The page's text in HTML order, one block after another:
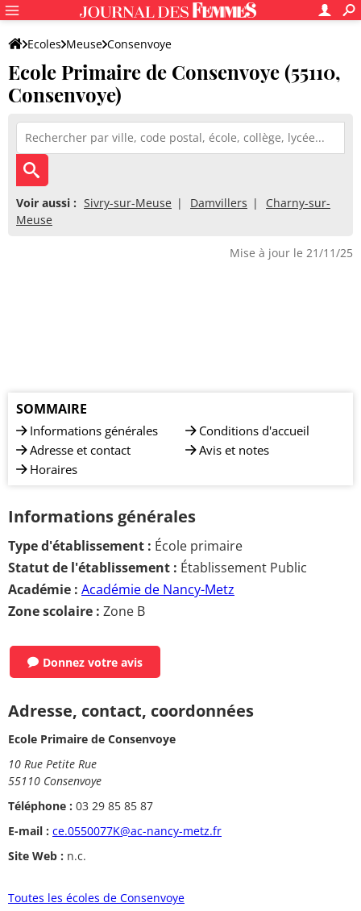
Ecoles Meuse Consenvoye
Ecole Primaire de Consenvoye
Ecole Primaire de Consenvoye (55110,
Consenvoye)
Voir aussi : Sivry-sur-Meuse Damvillers
Charny-sur-
Meuse
Mise à jour le 21/11/25
SOMMAIRE
Informations générales
Adresse et contact
Horaires
Conditions d'accueil
Avis et notes
Informations générales
Type d'établissement : École primaire
Statut de l'établissement : Établissement Public
Académie : Académie de Nancy-Metz
Zone scolaire : Zone B
Donnez votre avis
Adresse, contact, coordonnées
Ecole Primaire de Consenvoye
10 Rue Petite Rue
55110 Consenvoye
Téléphone : 03 29 85 85 87
E-mail : ce.0550077K@ac-nancy-metz.fr
Site Web : n.c.
Toutes les écoles de Consenvoye